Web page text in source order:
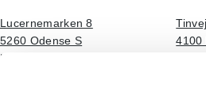
Lucernemarken 8
5260 Odense S
Danmark
4100